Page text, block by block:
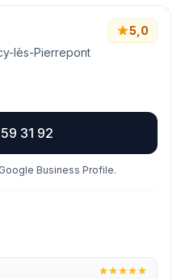
lès-Pierrepont
5,0
31 92
Business Profile.